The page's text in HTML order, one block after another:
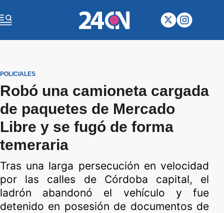
POLICIALES
Robó una camioneta cargada
de paquetes de Mercado
Libre y se fugó de forma
temeraria
Tras una larga persecución en velocidad
por las calles de Córdoba capital, el
ladrón abandonó el vehículo y fue
detenido en posesión de documentos de